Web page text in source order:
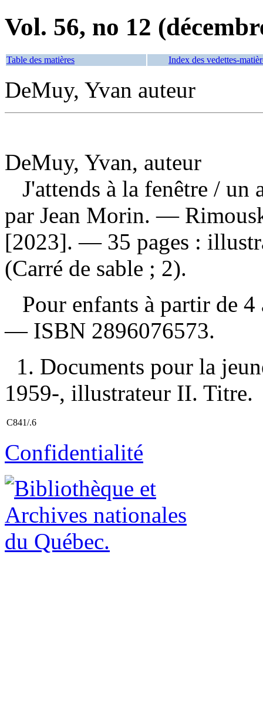
Vol. 56, no 12
Table des matières Index des vedettes-
DeMuy, Yvan auteur
DeMuy, Yvan, auteur
J'attends à la fenêtre / un
par Jean Morin. —
[2023]. — 35 pages :
(Carré de sable ; 2).
Pour enfants à partir de
— ISBN 2896076573.
1. Documents pour la
1959-, illustrateur II. Titre.
C841/.6
Confidentialité